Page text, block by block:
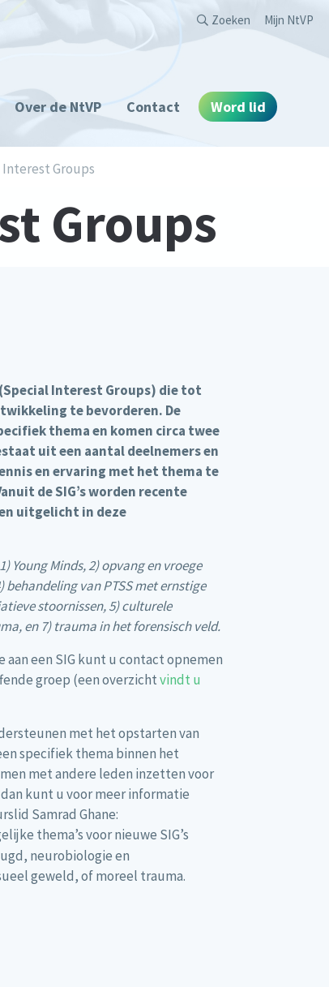
Over de NtVP Contact Word lid
Zoeken Mijn NtVP
Groups
Groups
Interest Groups) die tot
te bevorderen. De
thema en komen circa twee
uit een aantal deelnemers en
en ervaring met het thema te
de SIG’s worden recente
uitgelicht in deze
1) Young Minds, 2) opvang en vroege
van PTSS met ernstige
stoornissen, 5) culturele
en 7) trauma in het forensisch veld.
een SIG kunt u contact opnemen
groep (een overzichtvindt u
met het opstarten van
specifiek thema binnen het
met andere leden inzetten voor
kunt u voor meer informatie
Samrad Ghane:
thema’s voor nieuwe SIG’s
neurobiologie en
geweld, of moreel trauma.